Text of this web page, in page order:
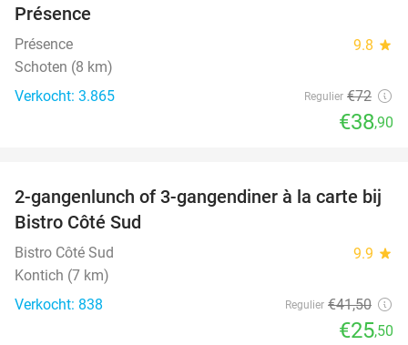
Présence
Présence 9.8 star
Schoten (8 km)
Verkocht: 3.865
Regulier €72
€38,90
39%
2-gangenlunch of 3-gangendiner à la carte bij
Bistro Côté Sud
Bistro Côté Sud 9.9 star
Kontich (7 km)
Verkocht: 838
Regulier €41,50
€25,50